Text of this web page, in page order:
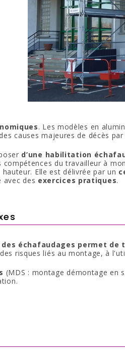
. Les modèles en
causes majeures de décès
d’une habilitation
du travailleur à
Elle est délivrée par un
avec des exercices pratiques.
échafaudages permet
risques liés au montage, à
(MDS : montage démontage en